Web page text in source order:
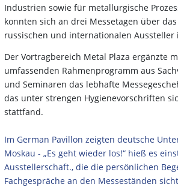
Industrien sowie für metallurgische
konnten sich an drei Messetagen über
russischen und internationalen Aussteller
Der Vortragbereich Metal Plaza ergänzte
umfassenden Rahmenprogramm aus
und Seminaren das lebhafte
das unter strengen Hygienevorschriften
stattfand.
Im German Pavillon zeigten deutsche
Moskau - „Es geht wieder los!“ hieß es
Ausstellerschaft., die die persönlichen
Fachgespräche an den Messeständen